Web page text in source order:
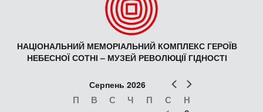
НАЦІОНАЛЬНИЙ МЕМОРІАЛЬНИЙ КОМПЛЕКС ГЕРОЇВ
НЕБЕСНОЇ СОТНІ – МУЗЕЙ РЕВОЛЮЦІЇ ГІДНОСТІ
Попер
Серпень 2026
П В С Ч П С Н